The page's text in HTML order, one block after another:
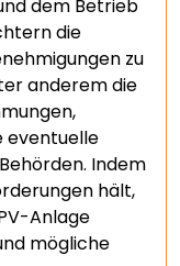
dem Betrieb
die
zu
anderem die
eventuelle
Indem
hält,
Anlage
mögliche